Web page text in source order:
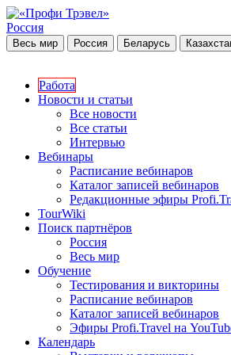
Россия
Весь мир Россия Беларусь
Работа
Новости и статьи
Все новости
Все статьи
Интервью
Вебинары
Расписание вебинаров
Каталог записей вебинаров
Редакционные эфиры
TourWiki
Поиск партнёров
Россия
Весь мир
Обучение
Тестирования и викторины
Расписание вебинаров
Каталог записей вебинаров
Эфиры Profi.Travel на
Календарь